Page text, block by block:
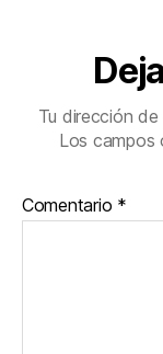
Tu dirección
Los campos
Comentario *